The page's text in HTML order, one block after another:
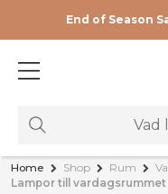
End of Season
Home Shop Rum
Lampor till vardagsrummet